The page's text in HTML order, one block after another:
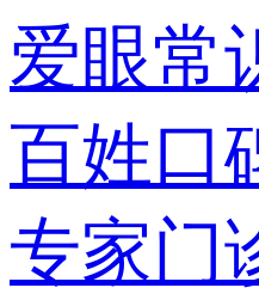
爱眼常
百姓口
专家门